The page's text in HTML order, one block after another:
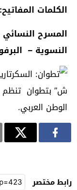
الكلمات المفاتيح:
المسرح النسائي
النسوية –
رابط مختصر